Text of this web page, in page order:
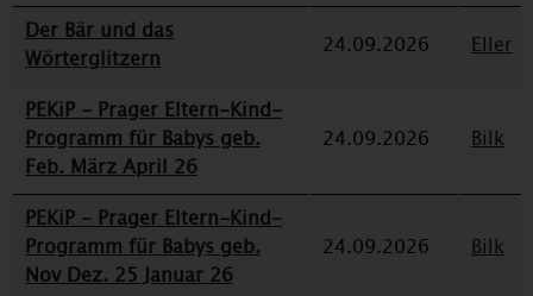
Der Bär und das
Wörterglitzern
24.09.2026 Eller
PEKiP - Prager Eltern-Kind-
Programm für Babys geb.
Feb. März April 26
24.09.2026 Bilk
PEKiP - Prager Eltern-Kind-
Programm für Babys geb.
Nov Dez. 25 Januar 26
24.09.2026 Bilk